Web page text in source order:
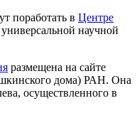
поработать в Центре
научной
размещена на сайте
дома) РАН. Она
осуществленного в